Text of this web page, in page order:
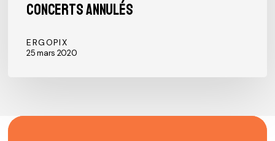
Concerts Annulés
ERGOPIX
25 mars 2020